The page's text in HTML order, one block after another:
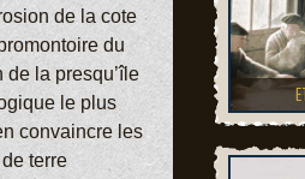
de la cote
du
de la presqu’île
le plus
convaincre les
terre